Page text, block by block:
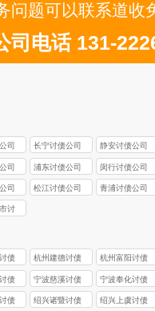
问题可以联系道收
司电话 131-
司 长宁讨债公司 静安讨债公司
司 浦东讨债公司 闵行讨债公司
司 松江讨债公司 青浦讨债公司
讨
债
杭州建德讨债
公司
杭州富阳讨债
公司
债
宁波慈溪讨债
公司
宁波奉化讨债
公司
债
绍兴诸暨讨债
绍兴上虞讨债